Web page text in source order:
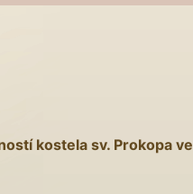
kostela sv. Prokopa ve